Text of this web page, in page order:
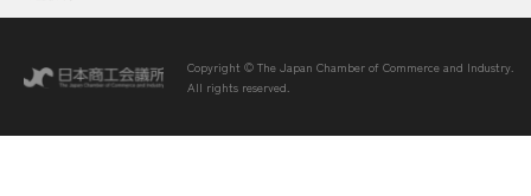
Copyright © The Japan Chamber of Commerce and Industry.
All rights reserved.